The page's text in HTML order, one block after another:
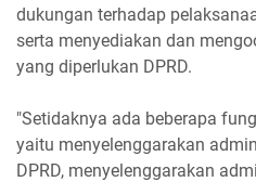
dukungan terhadap
serta menyediakan dan
yang diperlukan DPRD.
"Setidaknya ada beberapa
yaitu menyelenggarakan
DPRD, menyelenggarakan